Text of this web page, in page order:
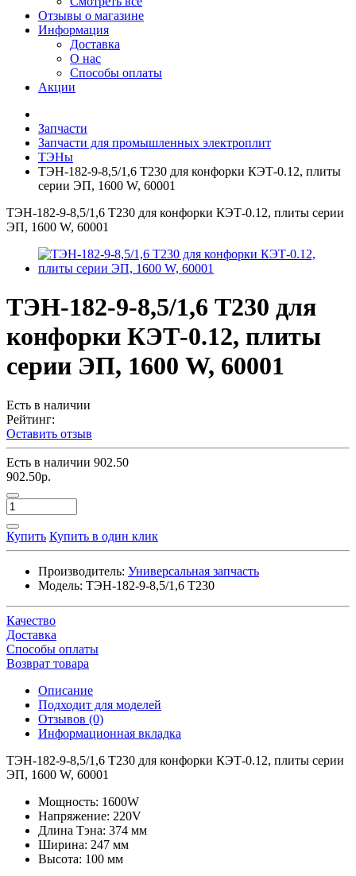
Отзывы о магазине
Информация
Доставка
О нас
Способы оплаты
Акции
Запчасти
Запчасти для промышленных электроплит
ТЭНы
ТЭН-182-9-8,5/1,6 Т230 для конфорки КЭТ-0.12, плиты
серии ЭП, 1600 W, 60001
ТЭН-182-9-8,5/1,6 Т230 для конфорки КЭТ-0.12, плиты серии
ЭП, 1600 W, 60001
ТЭН-182-9-8,5/1,6 Т230 для
конфорки КЭТ-0.12, плиты
серии ЭП, 1600 W, 60001
Есть в наличии
Рейтинг:
Оставить отзыв
Есть в наличии 902.50
902.50р.
Купить Купить в один клик
Производитель: Универсальная запчасть
Модель: ТЭН-182-9-8,5/1,6 Т230
Качество
Доставка
Способы оплаты
Возврат товара
Описание
Подходит для моделей
Отзывов (0)
Информационная вкладка
ТЭН-182-9-8,5/1,6 Т230 для конфорки КЭТ-0.12, плиты серии
ЭП, 1600 W, 60001
Мощность: 1600W
Напряжение: 220V
Длина Тэна: 374 мм
Ширина: 247 мм
Высота: 100 мм